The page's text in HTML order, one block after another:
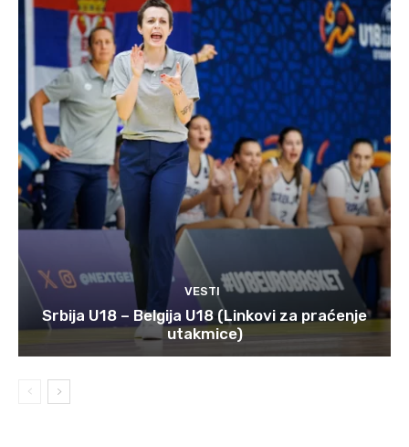
VESTI
Srbija U18 – Belgija U18 (Linkovi za praćenje
utakmice)